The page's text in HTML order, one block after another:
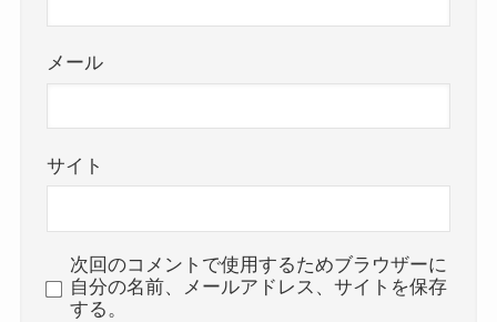
メール
サイト
次回のコメントで使用するためブラウザーに
自分の名前、メールアドレス、サイトを保存
する。